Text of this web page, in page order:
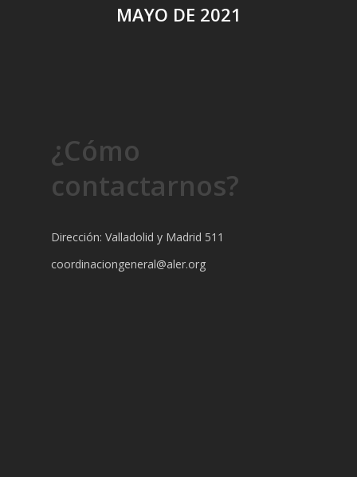
MAYO DE 2021
¿Cómo
contactarnos?
Dirección: Valladolid y Madrid 511
coordinaciongeneral@aler.org